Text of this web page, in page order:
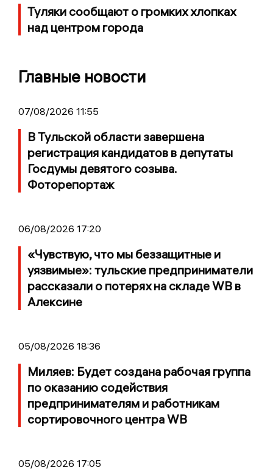
Туляки сообщают о громких хлопках
над центром города
Главные новости
07/08/2026 11:55
В Тульской области завершена
регистрация кандидатов в депутаты
Госдумы девятого созыва.
Фоторепортаж
06/08/2026 17:20
«Чувствую, что мы беззащитные и
уязвимые»: тульские предприниматели
рассказали о потерях на складе WB в
Алексине
05/08/2026 18:36
Миляев: Будет создана рабочая группа
по оказанию содействия
предпринимателям и работникам
сортировочного центра WB
05/08/2026 17:05